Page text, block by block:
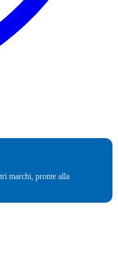
marchi, pronte alla